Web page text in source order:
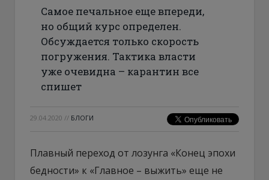
Самое печальное еще впереди,
но общий курс определен.
Обсуждается только скорость
погружения. Тактика власти
уже очевидна – карантин все
спишет
29.04.2020 // БЛОГИ
Плавный переход от лозунга «Конец эпохи
бедности» к «Главное – выжить» еще не